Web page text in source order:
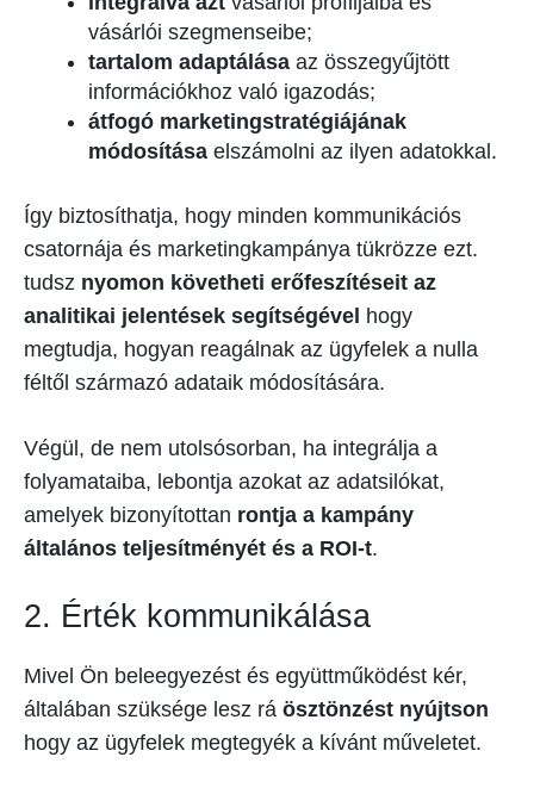
vásárlói szegmenseibe;
tartalom adaptálása az összegyűjtött
információkhoz való igazodás;
átfogó marketingstratégiájának
módosítása elszámolni az ilyen adatokkal.
Így biztosíthatja, hogy minden kommunikációs
csatornája és marketingkampánya tükrözze ezt.
tudsz nyomon követheti erőfeszítéseit az
analitikai jelentések segítségével hogy
megtudja, hogyan reagálnak az ügyfelek a nulla
féltől származó adataik módosítására.
Végül, de nem utolsósorban, ha integrálja a
folyamataiba, lebontja azokat az adatsilókat,
amelyek bizonyítottan rontja a kampány
általános teljesítményét és a ROI-t.
2. Érték kommunikálása
Mivel Ön beleegyezést és együttműködést kér,
általában szüksége lesz rá ösztönzést nyújtson
hogy az ügyfelek megtegyék a kívánt műveletet.